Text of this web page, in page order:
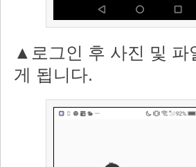
▲로그인 후 사진 및 파
게 됩니다.